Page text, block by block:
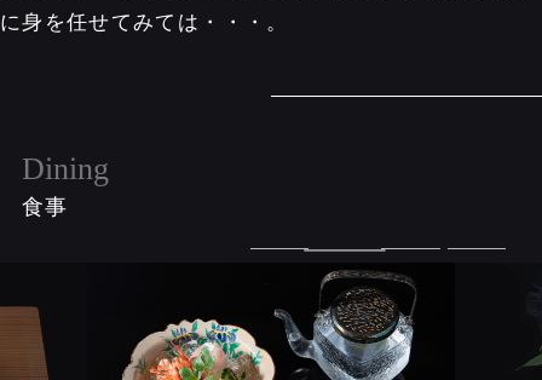
に身を任せてみては・・・。
Dining
食事